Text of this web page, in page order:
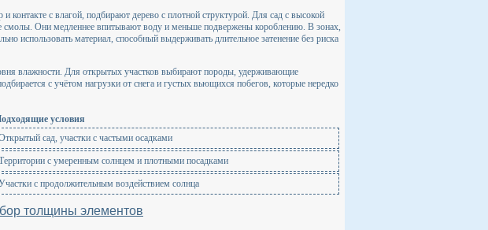
контакте с влагой, подбирают дерево с плотной структурой. Для сад с высокой
Они медленнее впитывают воду и меньше подвержены короблению. В зонах,
использовать материал, способный выдерживать длительное затенение без риска
влажности. Для открытых участков выбирают породы, удерживающие
с учётом нагрузки от снега и густых вьющихся побегов, которые нередко
условия
сад, участки с частыми осадками
с умеренным солнцем и плотными посадками
с продолжительным воздействием солнца
толщины элементов